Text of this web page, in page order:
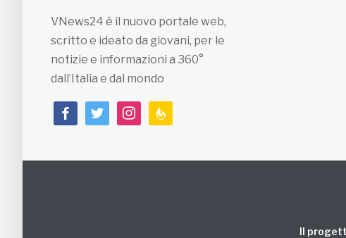
VNews24 è il nuovo portale web,
scritto e ideato da giovani, per le
notizie e informazioni a 360°
dall’Italia e dal mondo
facebooktwitterinstagramfeedburner
Il